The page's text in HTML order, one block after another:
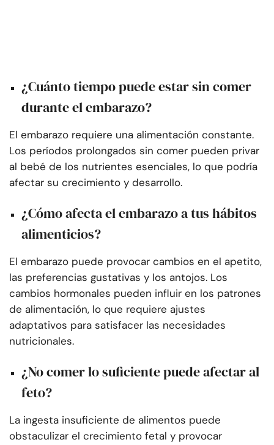
¿Cuánto tiempo puede estar sin comer
durante el embarazo?
El embarazo requiere una alimentación constante.
Los períodos prolongados sin comer pueden privar
al bebé de los nutrientes esenciales, lo que podría
afectar su crecimiento y desarrollo.
¿Cómo afecta el embarazo a tus hábitos
alimenticios?
El embarazo puede provocar cambios en el apetito,
las preferencias gustativas y los antojos. Los
cambios hormonales pueden influir en los patrones
de alimentación, lo que requiere ajustes
adaptativos para satisfacer las necesidades
nutricionales.
¿No comer lo suficiente puede afectar al
feto?
La ingesta insuficiente de alimentos puede
obstaculizar el crecimiento fetal y provocar